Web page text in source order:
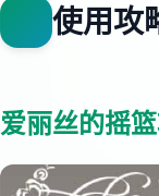
使用攻
爱丽丝的摇篮